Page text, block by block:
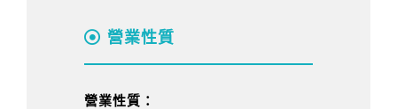
營業性質
營業性質：